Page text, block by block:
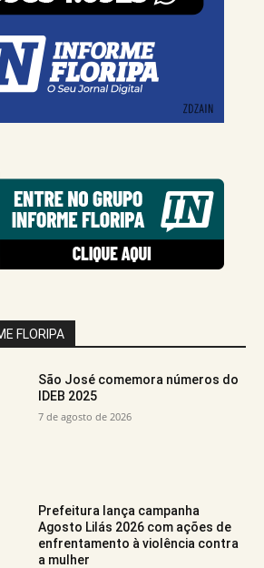
FLORIPA
São José comemora números do
IDEB 2025
7 de agosto de 2026
Prefeitura lança campanha
Agosto Lilás 2026 com ações de
enfrentamento à violência contra
a mulher